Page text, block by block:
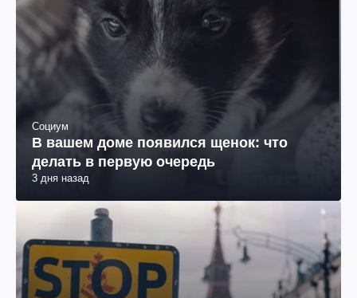
Социум
В вашем доме появился щенок: что
делать в первую очередь
3 дня назад